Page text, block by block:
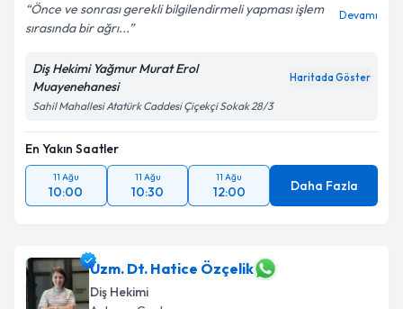
Önce ve sonrası gerekli bilgilendirmeli yapması işlem
sırasında bir ağrı...
Devamı
Diş Hekimi Yağmur Murat Erol
Muayenehanesi
Haritada Göster
Sahil Mahallesi Atatürk Caddesi Çiçekçi Sokak 28/3
En Yakın Saatler
11 Ağu
10:00
11 Ağu
10:30
11 Ağu
12:00 Daha Fazla
Uzm. Dt. Hatice Özçelik
Diş Hekimi